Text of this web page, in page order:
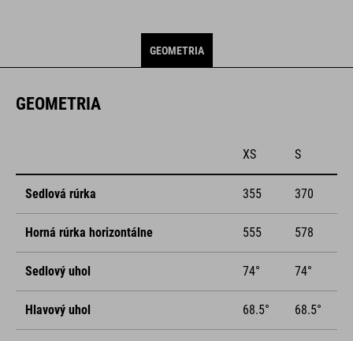
GEOMETRIA
GEOMETRIA
XS S
Sedlová rúrka 355 370
Horná rúrka horizontálne 555 578
Sedlový uhol 74° 74°
Hlavový uhol 68.5° 68.5°